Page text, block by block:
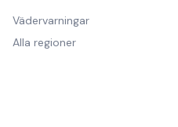
Vädervarningar
Alla regioner